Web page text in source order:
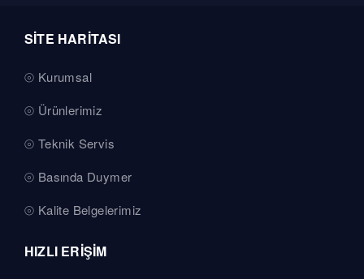
SİTE HARİTASI
Kurumsal
Ürünlerimiz
Teknik Servis
Basında Duymer
Kalite Belgelerimiz
HIZLI ERİŞİM